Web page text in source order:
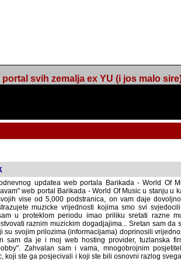
portal svih zemalja ex YU (i jos malo
updatea web portala Barikada - World Of
web portal Barikada - World Of Music u stanju u
vise od 5,000 podstranica, on vam daje
muzicke vrijednosti kojima smo svi svjedocili ili
periodu imao priliku sretati razne muzicare,
muzickim dogadjajima... Sretan sam da su me
prilozima (informacijama) doprinosili vrijednosti i
da je i moj web hosting provider, tuzlanska
Zahvalan sam i vama, mnogobrojnim
koji ste ga posjecivali i koji ste bili osnovni razlog